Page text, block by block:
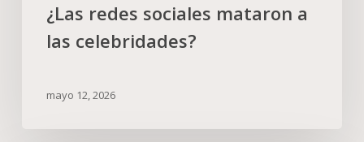
¿Las redes sociales mataron a
las celebridades?
mayo 12, 2026